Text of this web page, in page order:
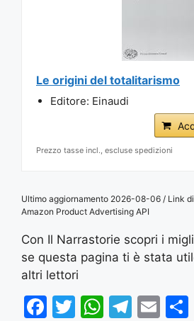
Le origini del totalitarismo
Editore: Einaudi
Prezzo tasse incl., escluse spedizioni
Ultimo aggiornamento 2026-08-06 / Link
Amazon Product Advertising API
Con Il Narrastorie scopri i
se questa pagina ti è stata
altri lettori
F
T
W T
E